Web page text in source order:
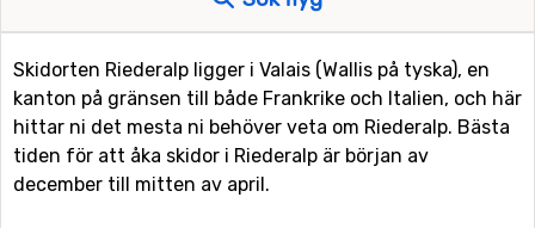
Skidorten Riederalp ligger i Valais (Wallis på tyska), en
kanton på gränsen till både Frankrike och Italien, och här
hittar ni det mesta ni behöver veta om Riederalp. Bästa
tiden för att åka skidor i Riederalp är början av
december till mitten av april.